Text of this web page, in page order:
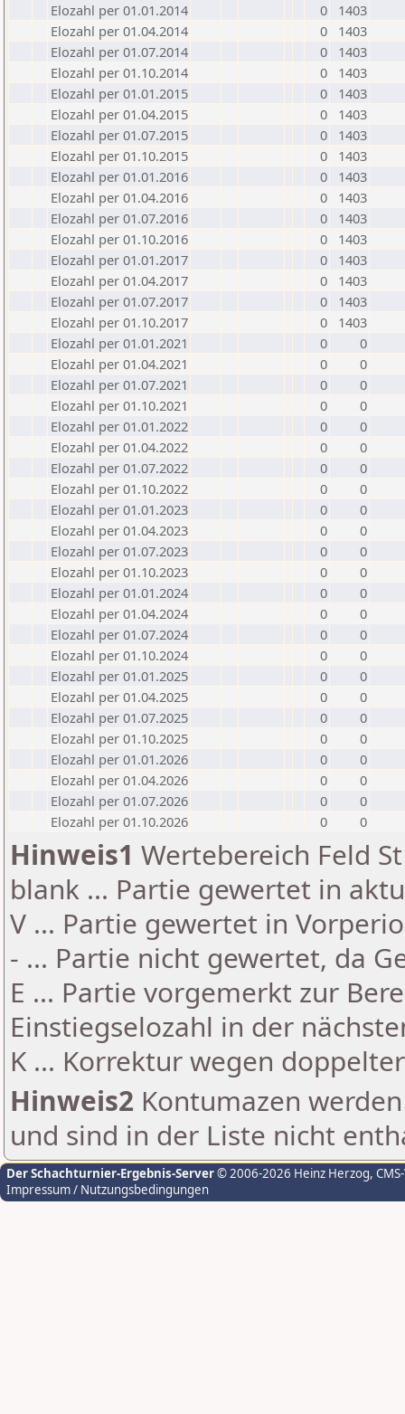
Elozahl per 01.01.2014
0
1403
Elozahl per 01.04.2014
0
1403
Elozahl per 01.07.2014
0
1403
Elozahl per 01.10.2014
0
1403
Elozahl per 01.01.2015
0
1403
Elozahl per 01.04.2015
0
1403
Elozahl per 01.07.2015
0
1403
Elozahl per 01.10.2015
0
1403
Elozahl per 01.01.2016
0
1403
Elozahl per 01.04.2016
0
1403
Elozahl per 01.07.2016
0
1403
Elozahl per 01.10.2016
0
1403
Elozahl per 01.01.2017
0
1403
Elozahl per 01.04.2017
0
1403
Elozahl per 01.07.2017
0
1403
Elozahl per 01.10.2017
0
1403
Elozahl per 01.01.2021
0
0
Elozahl per 01.04.2021
0
0
Elozahl per 01.07.2021
0
0
Elozahl per 01.10.2021
0
0
Elozahl per 01.01.2022
0
0
Elozahl per 01.04.2022
0
0
Elozahl per 01.07.2022
0
0
Elozahl per 01.10.2022
0
0
Elozahl per 01.01.2023
0
0
Elozahl per 01.04.2023
0
0
Elozahl per 01.07.2023
0
0
Elozahl per 01.10.2023
0
0
Elozahl per 01.01.2024
0
0
Elozahl per 01.04.2024
0
0
Elozahl per 01.07.2024
0
0
Elozahl per 01.10.2024
0
0
Elozahl per 01.01.2025
0
0
Elozahl per 01.04.2025
0
0
Elozahl per 01.07.2025
0
0
Elozahl per 01.10.2025
0
0
Elozahl per 01.01.2026
0
0
Elozahl per 01.04.2026
0
0
Elozahl per 01.07.2026
0
0
Elozahl per 01.10.2026
0 0
Hinweis1 Wertebereich Feld
blank ... Partie gewertet in
V ... Partie gewertet in
- ... Partie nicht gewertet, da
E ... Partie vorgemerkt zur
Einstiegselozahl in der
K ... Korrektur wegen
Hinweis2 Kontumazen
und sind in der Liste nicht
Der Schachturnier-Ergebnis-Server© 2006-2026 Heinz Herzog,
Impressum / Nutzungsbedingungen